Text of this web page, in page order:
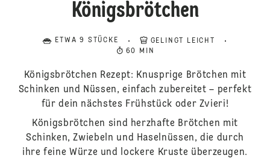
Königsbrötchen
ETWA 9 STÜCKE
GELINGT LEICHT
60 MIN
Königsbrötchen Rezept: Knusprige Brötchen mit
Schinken und Nüssen, einfach zubereitet – perfekt
für dein nächstes Frühstück oder Zvieri!
Königsbrötchen sind herzhafte Brötchen mit
Schinken, Zwiebeln und Haselnüssen, die durch
ihre feine Würze und lockere Kruste überzeugen.